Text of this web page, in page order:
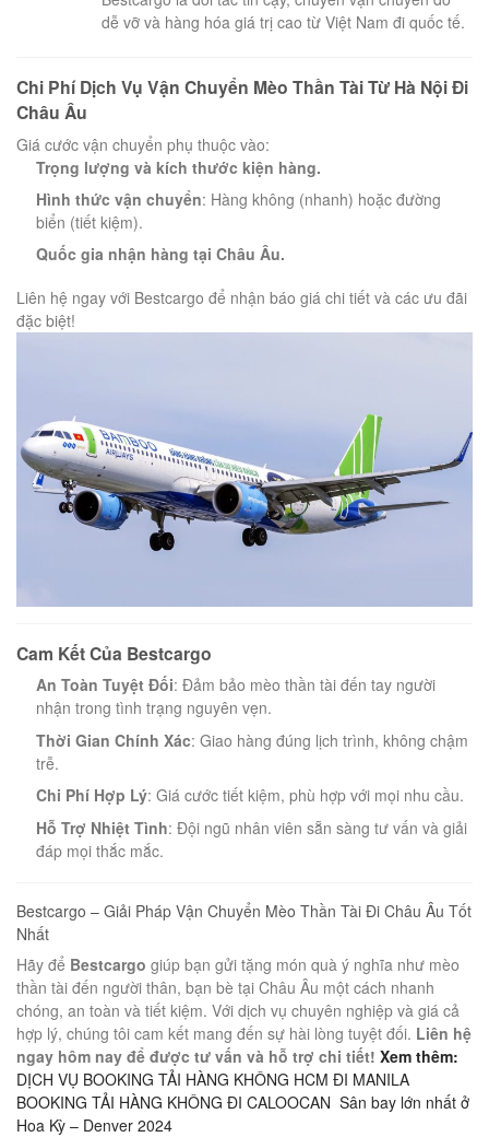
dễ vỡ và hàng hóa giá trị cao từ Việt Nam đi quốc tế.
Chi Phí Dịch Vụ Vận Chuyển Mèo Thần Tài Từ Hà Nội Đi
Châu Âu
Giá cước vận chuyển phụ thuộc vào:
Trọng lượng và kích thước kiện hàng.
Hình thức vận chuyển: Hàng không (nhanh) hoặc đường
biển (tiết kiệm).
Quốc gia nhận hàng tại Châu Âu.
Liên hệ ngay với Bestcargo để nhận báo giá chi tiết và các ưu đãi
đặc biệt!
Cam Kết Của Bestcargo
An Toàn Tuyệt Đối: Đảm bảo mèo thần tài đến tay người
nhận trong tình trạng nguyên vẹn.
Thời Gian Chính Xác: Giao hàng đúng lịch trình, không chậm
trễ.
Chi Phí Hợp Lý: Giá cước tiết kiệm, phù hợp với mọi nhu cầu.
Hỗ Trợ Nhiệt Tình: Đội ngũ nhân viên sẵn sàng tư vấn và giải
đáp mọi thắc mắc.
Bestcargo – Giải Pháp Vận Chuyển Mèo Thần Tài Đi Châu Âu Tốt
Nhất
Hãy để Bestcargo giúp bạn gửi tặng món quà ý nghĩa như mèo
thần tài đến người thân, bạn bè tại Châu Âu một cách nhanh
chóng, an toàn và tiết kiệm. Với dịch vụ chuyên nghiệp và giá cả
hợp lý, chúng tôi cam kết mang đến sự hài lòng tuyệt đối. Liên hệ
ngay hôm nay để được tư vấn và hỗ trợ chi tiết! Xem thêm:
DỊCH VỤ BOOKING TẢI HÀNG KHÔNG HCM ĐI MANILA
BOOKING TẢI HÀNG KHÔNG ĐI CALOOCAN Sân bay lớn nhất ở
Hoa Kỳ – Denver 2024